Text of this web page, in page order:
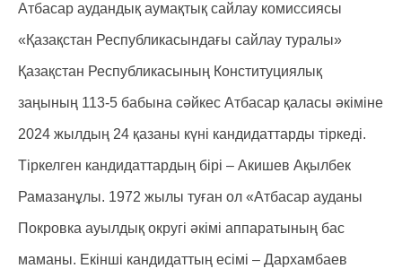
Атбасар аудандық аумақтық сайлау комиссиясы
«Қазақстан Республикасындағы сайлау туралы»
Қазақстан Республикасының Конституциялық
заңының 113-5 бабына сәйкес Атбасар қаласы әкіміне
2024 жылдың 24 қазаны күні кандидаттарды тіркеді.
Тіркелген кандидаттардың бірі – Акишев Ақылбек
Рамазанұлы. 1972 жылы туған ол «Атбасар ауданы
Покровка ауылдық округі әкімі аппаратының бас
маманы. Екінші кандидаттың есімі – Дархамбаев